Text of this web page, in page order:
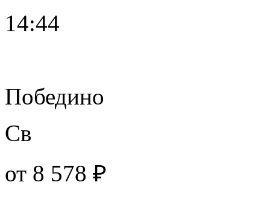
14:44
Победино
Св
от 8 578 ₽